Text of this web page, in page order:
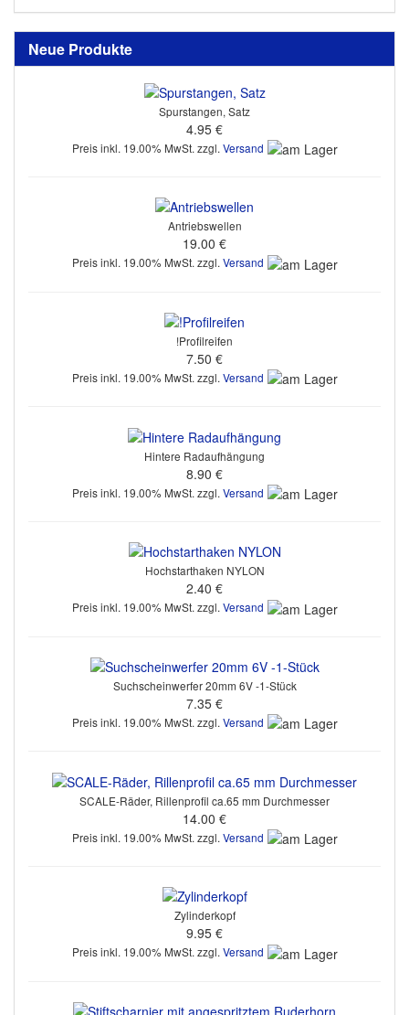
Neue Produkte
Spurstangen, Satz
4.95 €
Preis inkl. 19.00% MwSt. zzgl. Versand
Antriebswellen
19.00 €
Preis inkl. 19.00% MwSt. zzgl. Versand
!Profilreifen
7.50 €
Preis inkl. 19.00% MwSt. zzgl. Versand
Hintere Radaufhängung
8.90 €
Preis inkl. 19.00% MwSt. zzgl. Versand
Hochstarthaken NYLON
2.40 €
Preis inkl. 19.00% MwSt. zzgl. Versand
Suchscheinwerfer 20mm 6V -1-Stück
7.35 €
Preis inkl. 19.00% MwSt. zzgl. Versand
SCALE-Räder, Rillenprofil ca.65 mm Durchmesser
14.00 €
Preis inkl. 19.00% MwSt. zzgl. Versand
Zylinderkopf
9.95 €
Preis inkl. 19.00% MwSt. zzgl. Versand